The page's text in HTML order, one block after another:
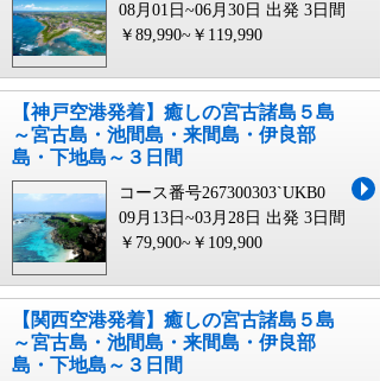
08月01日~06月30日 出発 3日間
￥89,990~￥119,990
【神戸空港発着】癒しの宮古諸島５島
～宮古島・池間島・来間島・伊良部
島・下地島～３日間
コース番号267300303`UKB0
09月13日~03月28日 出発 3日間
￥79,900~￥109,900
【関西空港発着】癒しの宮古諸島５島
～宮古島・池間島・来間島・伊良部
島・下地島～３日間